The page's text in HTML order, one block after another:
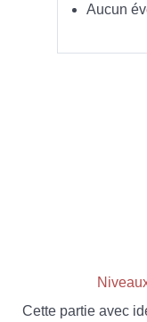
Aucun
Cette partie avec